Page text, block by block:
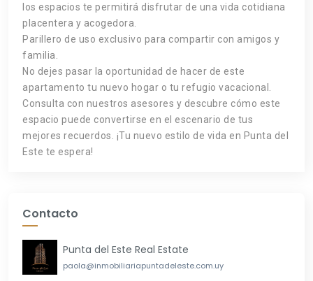
los espacios te permitirá disfrutar de una vida cotidiana
placentera y acogedora.
Parillero de uso exclusivo para compartir con amigos y
familia.
No dejes pasar la oportunidad de hacer de este
apartamento tu nuevo hogar o tu refugio vacacional.
Consulta con nuestros asesores y descubre cómo este
espacio puede convertirse en el escenario de tus
mejores recuerdos. ¡Tu nuevo estilo de vida en Punta del
Este te espera!
Contacto
Punta del Este Real Estate
paola@inmobiliariapuntadeleste.com.uy